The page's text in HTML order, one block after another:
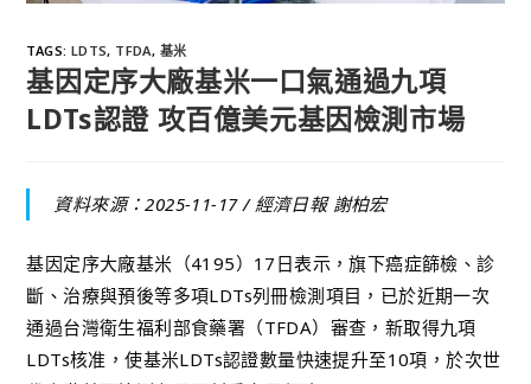
TAGS: LDTS, TFDA, 基米
基因定序大廠基米一口氣通過九項
LDTs認證 攻百億美元基因檢測市場
資料來源：2025-11-17 /經濟日報 謝柏宏
基因定序大廠基米（4195）17日表示，旗下癌症篩檢、診
斷、治療與預後等多項LDTs列冊檢測項目，已於近期一次
通過台灣衛生福利部食藥署（TFDA）審查，新取得九項
LDTs核准，使基米LDTs認證數量快速提升至10項，於次世